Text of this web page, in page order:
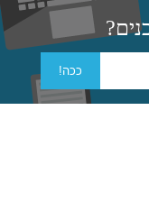
ישירות על
וכלכלה)
ככה!